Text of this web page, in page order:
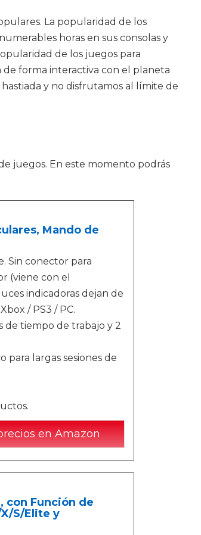
La popularidad de los
horas en sus consolas y
de los juegos para
de forma interactiva con el planeta
y no disfrutamos al límite de
juegos. En este momento podrás
Mando de
Sin conector para
(viene con el
indicadoras dejan de
/ PS3 / PC.
de tiempo de trabajo y 2
largas sesiones de
en Amazon
con Función de
S/Elite y